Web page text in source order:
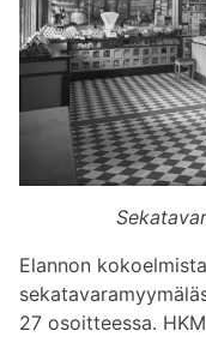
Elannon
27 osoitteessa. HKM